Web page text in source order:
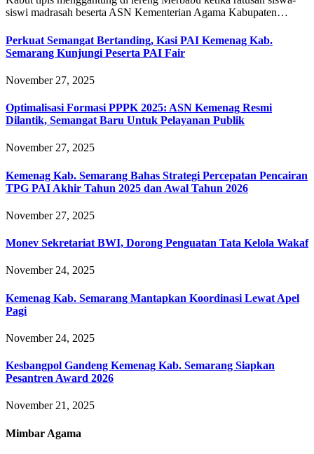
siswi madrasah beserta ASN Kementerian Agama Kabupaten…
Perkuat Semangat Bertanding, Kasi PAI Kemenag Kab.
Semarang Kunjungi Peserta PAI Fair
November 27, 2025
Optimalisasi Formasi PPPK 2025: ASN Kemenag Resmi
Dilantik, Semangat Baru Untuk Pelayanan Publik
November 27, 2025
Kemenag Kab. Semarang Bahas Strategi Percepatan Pencairan
TPG PAI Akhir Tahun 2025 dan Awal Tahun 2026
November 27, 2025
Monev Sekretariat BWI, Dorong Penguatan Tata Kelola Wakaf
November 24, 2025
Kemenag Kab. Semarang Mantapkan Koordinasi Lewat Apel
Pagi
November 24, 2025
Kesbangpol Gandeng Kemenag Kab. Semarang Siapkan
Pesantren Award 2026
November 21, 2025
Mimbar Agama